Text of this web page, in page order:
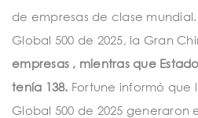
de empresas de clase mundial.
Global 500 de 2025, la Gran
empresas , mientras que
tenía 138. Fortune informó que
Global 500 de 2025